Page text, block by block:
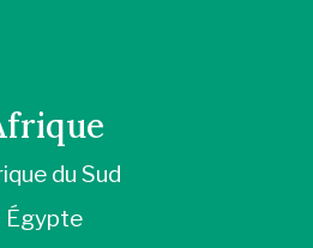
du Sud
Égypte